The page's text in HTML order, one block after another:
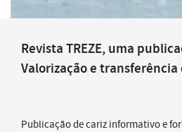
Revista TREZE, uma
Valorização e
Publicação de cariz informativo e